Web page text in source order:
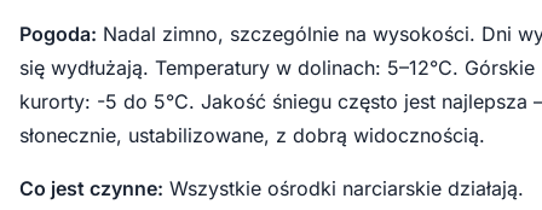
Pogoda: Nadal zimno, szczególnie na wysokości. Dni
się wydłużają. Temperatury w dolinach: 5–12°C. Górskie
kurorty: -5 do 5°C. Jakość śniegu często jest najlepsza
słonecznie, ustabilizowane, z dobrą widocznością.
Co jest czynne: Wszystkie ośrodki narciarskie działają.